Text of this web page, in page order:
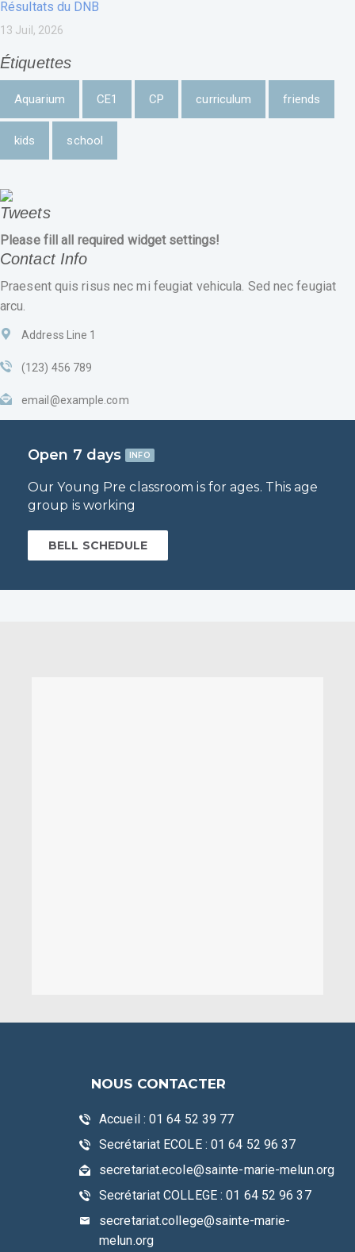
Résultats du DNB
13 Juil, 2026
Étiquettes
Aquarium CE1 CP curriculum friends
kids school
Tweets
Please fill all required widget settings!
Contact Info
Praesent quis risus nec mi feugiat vehicula. Sed nec feugiat
arcu.
Address Line 1
(123) 456 789
email@example.com
Open 7 days INFO
Our Young Pre classroom is for ages. This age
group is working
BELL SCHEDULE
NOUS CONTACTER
Accueil : 01 64 52 39 77
Secrétariat ECOLE : 01 64 52 96 37
secretariat.ecole@sainte-marie-melun.org
Secrétariat COLLEGE : 01 64 52 96 37
secretariat.college@sainte-marie-
melun.org